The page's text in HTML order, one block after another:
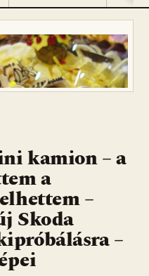
kamion – a
a
–
Skoda
–